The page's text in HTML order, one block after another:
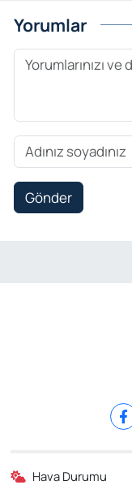
Yorumlar
Gönder
Hava Durumu